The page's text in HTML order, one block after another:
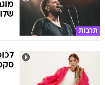
תרבות
שלו